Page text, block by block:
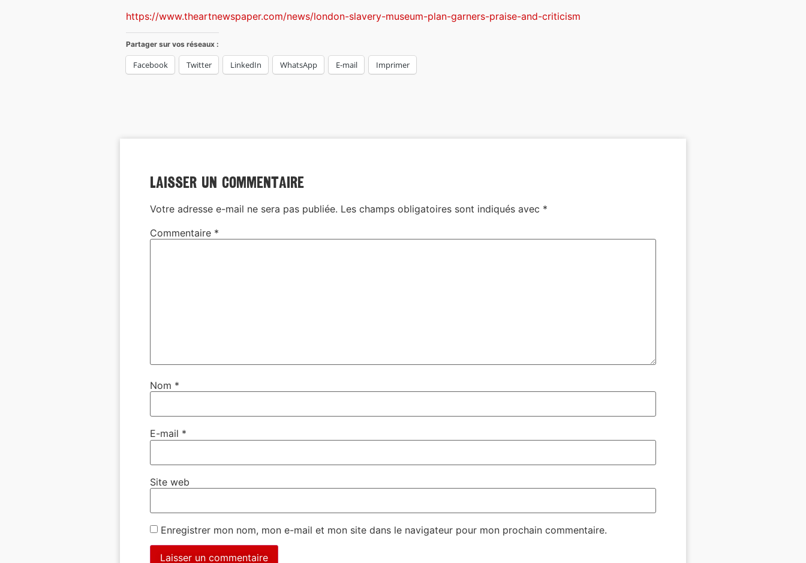
https://www.theartnewspaper.com/news/london-slavery-museum-plan-garners-praise-and-criticism
Partager sur vos réseaux :
Facebook Twitter LinkedIn WhatsApp E-mail Imprimer
Laisser un commentaire
Votre adresse e-mail ne sera pas publiée. Les champs obligatoires sont indiqués avec *
Commentaire *
Nom *
E-mail *
Site web
Enregistrer mon nom, mon e-mail et mon site dans le navigateur pour mon prochain commentaire.